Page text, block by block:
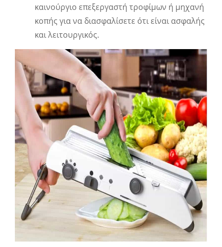
καινούργιο επεξεργαστή τροφίμων ή μηχανή
κοπής για να διασφαλίσετε ότι είναι ασφαλής
και λειτουργικός.